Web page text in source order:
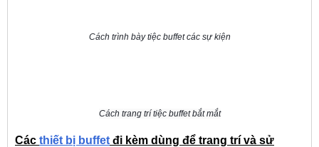
Cách trình bày tiệc buffet các sự kiện
Cách trang trí tiệc buffet bắt mắt
Các thiết bị buffet đi kèm dùng để trang trí và sử